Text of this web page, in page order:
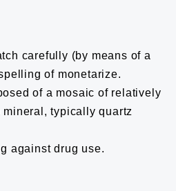
carefully (by means of a
of monetarize.
of a mosaic of relatively
mineral, typically quartz
against drug use.